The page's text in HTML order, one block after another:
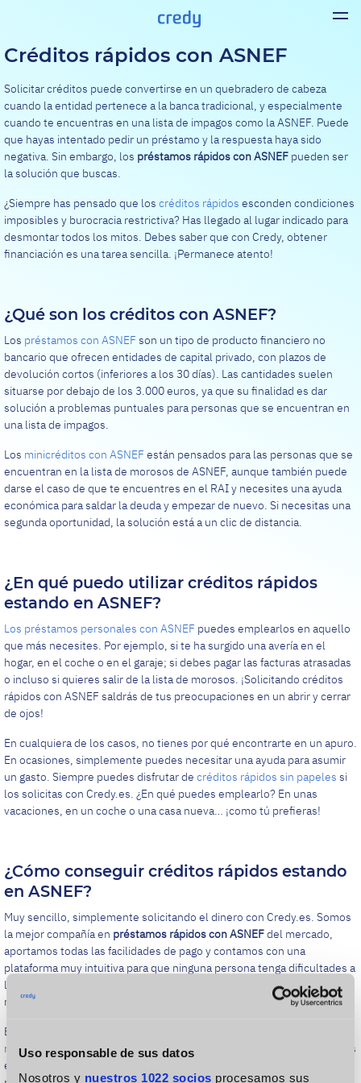
Uso responsable de sus datos
Nosotros y nuestros 1022 socios procesamos sus
Créditos rápidos con ASNEF
Solicitar créditos puede convertirse en un quebradero de cabeza
cuando la entidad pertenece a la banca tradicional, y especialmente
cuando te encuentras en una lista de impagos como la ASNEF. Puede
que hayas intentado pedir un préstamo y la respuesta haya sido
negativa. Sin embargo, los préstamos rápidos con ASNEF pueden ser
la solución que buscas.
¿Siempre has pensado que los créditos rápidos esconden condiciones
imposibles y burocracia restrictiva? Has llegado al lugar indicado para
desmontar todos los mitos. Debes saber que con Credy, obtener
financiación es una tarea sencilla. ¡Permanece atento!
¿Qué son los créditos con ASNEF?
Los préstamos con ASNEF son un tipo de producto financiero no
bancario que ofrecen entidades de capital privado, con plazos de
devolución cortos (inferiores a los 30 días). Las cantidades suelen
situarse por debajo de los 3.000 euros, ya que su finalidad es dar
solución a problemas puntuales para personas que se encuentran en
una lista de impagos.
Los minicréditos con ASNEF están pensados para las personas que se
encuentran en la lista de morosos de ASNEF, aunque también puede
darse el caso de que te encuentres en el RAI y necesites una ayuda
económica para saldar la deuda y empezar de nuevo. Si necesitas una
segunda oportunidad, la solución está a un clic de distancia.
¿En qué puedo utilizar créditos rápidos
estando en ASNEF?
Los préstamos personales con ASNEF puedes emplearlos en aquello
que más necesites. Por ejemplo, si te ha surgido una avería en el
hogar, en el coche o en el garaje; si debes pagar las facturas atrasadas
o incluso si quieres salir de la lista de morosos. ¡Solicitando créditos
rápidos con ASNEF saldrás de tus preocupaciones en un abrir y cerrar
de ojos!
En cualquiera de los casos, no tienes por qué encontrarte en un apuro.
En ocasiones, simplemente puedes necesitar una ayuda para asumir
un gasto. Siempre puedes disfrutar de créditos rápidos sin papeles si
los solicitas con Credy.es. ¿En qué puedes emplearlo? En unas
vacaciones, en un coche o una casa nueva… ¡como tú prefieras!
¿Cómo conseguir créditos rápidos estando
en ASNEF?
Muy sencillo, simplemente solicitando el dinero con Credy.es. Somos
la mejor compañía en préstamos rápidos con ASNEFdel mercado,
aportamos todas las facilidades de pago y contamos con una
plataforma muy intuitiva para que ninguna persona tenga dificultades a
la hora de realizar los trámites para solicitar préstamos personales
rápidos.
Entra en la página web de Credy.es para pedir uno de nuestros
microcréditos con ASNEF. En la página de inicio hay una serie de barras
espaciadoras. Muévelas para seleccionar la cantidad económica y el